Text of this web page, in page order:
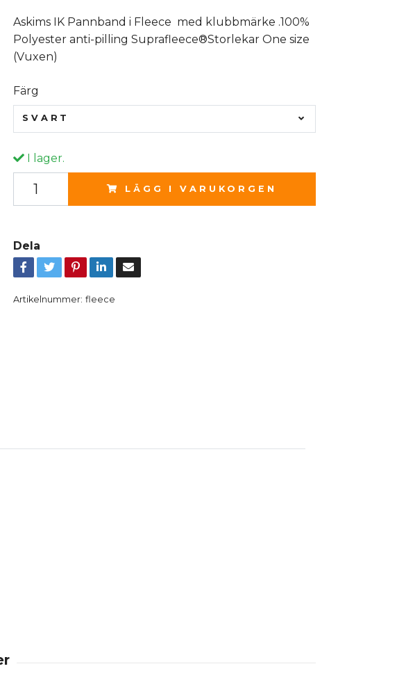
Askims IK Pannband i Fleece med klubbmärke .100%
Polyester anti-pilling Suprafleece®Storlekar One size
(Vuxen)
Färg
SVART
I lager.
LÄGG I VARUKORGEN
Dela
Artikelnummer: fleece